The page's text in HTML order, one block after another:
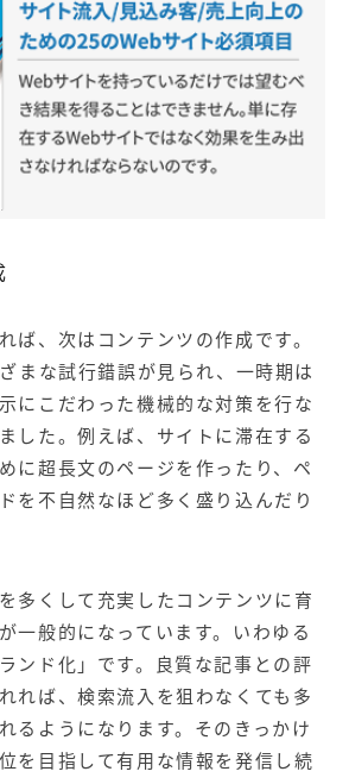
ば、次はコンテンツの作成です。
まな試行錯誤が見られ、一時期は
にこだわった機械的な対策を行な
した。例えば、サイトに滞在する
に超長文のページを作ったり、ペ
を不自然なほど多く盛り込んだり
多くして充実したコンテンツに育
一般的になっています。いわゆる
ンド化」です。良質な記事との評
れば、検索流入を狙わなくても多
るようになります。そのきっかけ
を目指して有用な情報を発信し続